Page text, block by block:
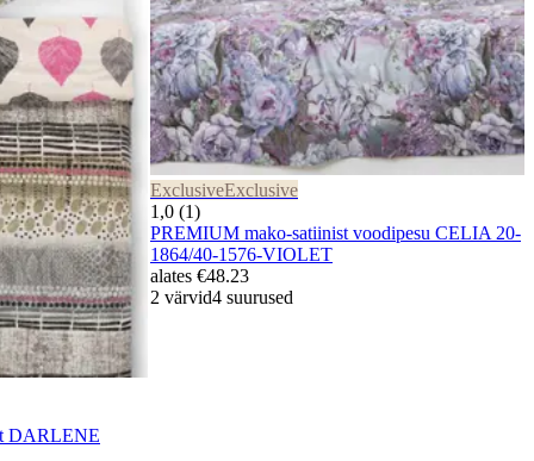
DARLENE
ExclusiveExclusive
1,0 (1)
PREMIUM mako-satiinist voodipesu CELIA 20-
1864/40-1576-VIOLET
alates €48.23
2 värvid4 suurused